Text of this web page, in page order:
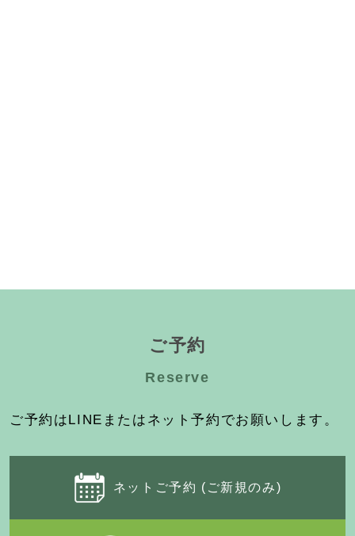
ご予約
Reserve
ご予約はLINEまたはネット予約でお願いします。
ネットご予約 (ご新規のみ)